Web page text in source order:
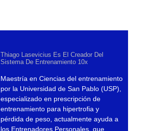
Thiago Lasevicius Es El Creador Del
Sistema De Entrenamiento 10x
Maestría en Ciencias del entrenamiento
por la Universidad de San Pablo (USP),
especializado en prescripción de
entrenamiento para hipertrofia y
pérdida de peso, actualmente ayuda a
los Entrenadores Personales, que